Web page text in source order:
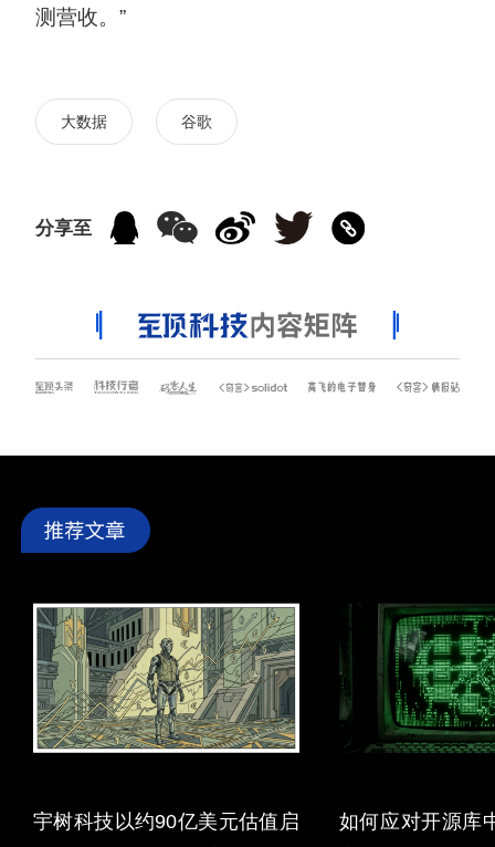
测营收。”
大数据 谷歌
分享至
宇树科技以约90亿美元估值启
如何应对开源库